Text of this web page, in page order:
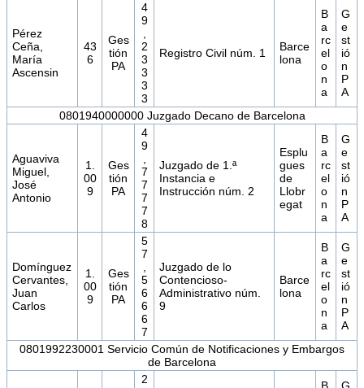
Pérez
Ceña,
María
Ascensin
43
6
Ges
tión
PA
4
9
,
2
3
3
3
3
Registro Civil núm. 1
Barce
lona
B
a
rc
el
o
n
a
G
e
st
ió
n
P
A
0801940000000 Juzgado Decano de Barcelona
Aguaviva
Miguel,
José
Antonio
1.
00
9
Ges
tión
PA
4
9
,
7
7
7
7
8
Juzgado de 1.ª
Instancia e
Instrucción núm. 2
Esplu
gues
de
Llobr
egat
B
a
rc
el
o
n
a
G
e
st
ió
n
P
A
Domínguez
Cervantes,
Juan
Carlos
1.
00
9
Ges
tión
PA
5
7
,
5
6
6
6
7
Juzgado de lo
Contencioso-
Administrativo núm.
9
Barce
lona
B
a
rc
el
o
n
a
G
e
st
ió
n
P
A
0801992230001 Servicio Común de Notificaciones y Embargos
de Barcelona
2